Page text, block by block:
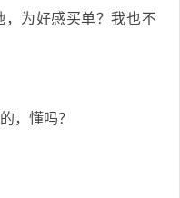
，为好感买单？我也不
，懂吗？